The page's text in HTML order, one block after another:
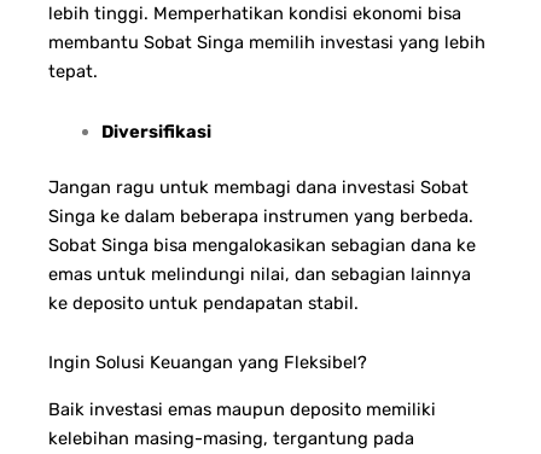
lebih tinggi. Memperhatikan kondisi ekonomi bisa
membantu Sobat Singa memilih investasi yang lebih
tepat.
Diversifikasi
Jangan ragu untuk membagi dana investasi Sobat
Singa ke dalam beberapa instrumen yang berbeda.
Sobat Singa bisa mengalokasikan sebagian dana ke
emas untuk melindungi nilai, dan sebagian lainnya
ke deposito untuk pendapatan stabil.
Ingin Solusi Keuangan yang Fleksibel?
Baik investasi emas maupun deposito memiliki
kelebihan masing-masing, tergantung pada